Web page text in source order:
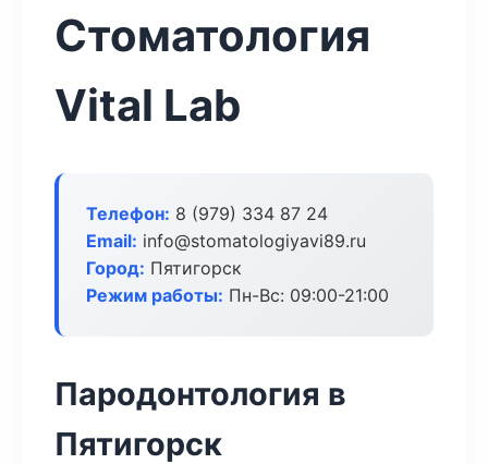
Стоматология
Vital Lab
Телефон: 8 (979) 334 87 24
Email: info@stomatologiyavi89.ru
Город: Пятигорск
Режим работы: Пн-Вс: 09:00-21:00
Пародонтология в
Пятигорск